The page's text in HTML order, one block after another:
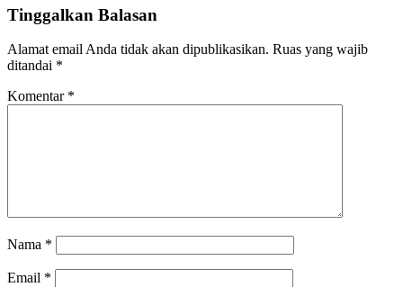
Tinggalkan Balasan
Alamat email Anda tidak akan dipublikasikan. Ruas yang wajib
ditandai *
Komentar *
Nama *
Email *